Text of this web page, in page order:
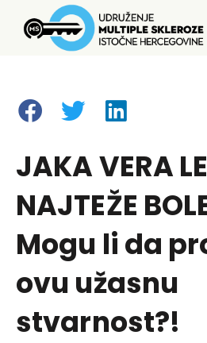
JAKA VERA
NAJTEŽE
Mogu li da
ovu užasnu
stvarnost?!